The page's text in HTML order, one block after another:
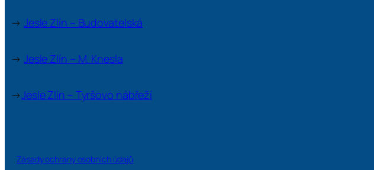
→ Jesle Zlín – Budovatelská
→ Jesle Zlín – M. Knesla
→Jesle Zlín – Tyršovo nábřeží
Zásady ochrany osobních údajů